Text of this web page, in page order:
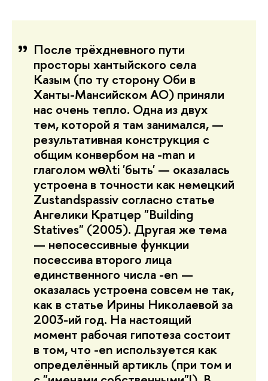
После трёхдневного пути
просторы хантыйского села
Казым (по ту сторону Оби в
Ханты-Мансийском АО) приняли
нас очень тепло. Одна из двух
тем, которой я там занимался, —
результативная конструкция с
общим конвербом на -man и
глаголом wɵλti 'быть' — оказалась
устроена в точности как немецкий
Zustandspassiv согласно статье
Ангелики Кратцер "Building
Statives" (2005). Другая же тема
— непосессивные функции
посессива второго лица
единственного числа -en —
оказалась устроена совсем не так,
как в статье Ирины Николаевой за
2003-ий год. На настоящий
момент рабочая гипотеза состоит
в том, что -en используется как
определённый артикль (при том и